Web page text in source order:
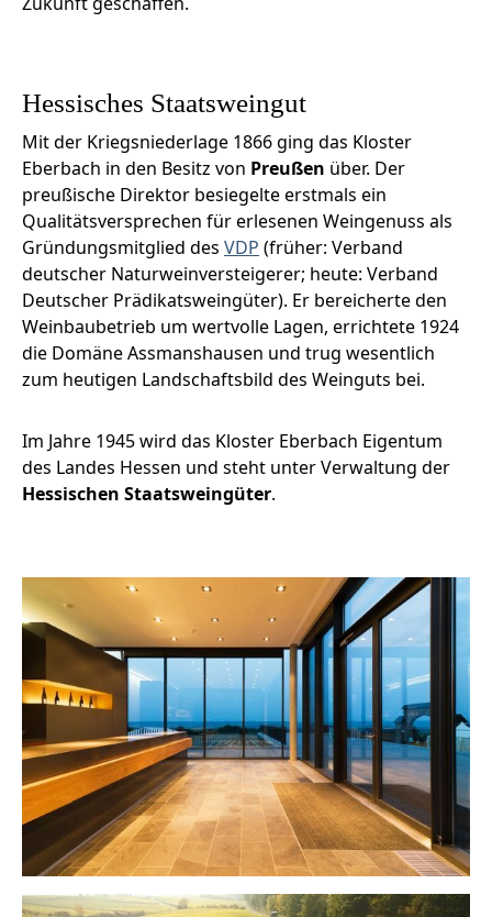
Hessisches Staatsweingut
Mit der Kriegsniederlage 1866 ging das Kloster
Eberbach in den Besitz von Preußen über. Der
preußische Direktor besiegelte erstmals ein
Qualitätsversprechen für erlesenen Weingenuss als
Gründungsmitglied des VDP (früher: Verband
deutscher Naturweinversteigerer; heute: Verband
Deutscher Prädikatsweingüter). Er bereicherte den
Weinbaubetrieb um wertvolle Lagen, errichtete 1924
die Domäne Assmanshausen und trug wesentlich
zum heutigen Landschaftsbild des Weinguts bei.
Im Jahre 1945 wird das Kloster Eberbach Eigentum
des Landes Hessen und steht unter Verwaltung der
Hessischen Staatsweingüter.